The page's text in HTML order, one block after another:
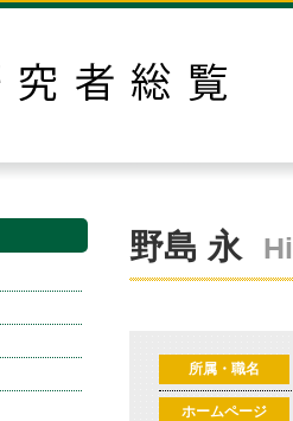
野島 永
所属・職名
ホームページ